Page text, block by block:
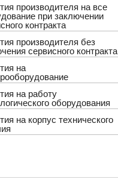
производителя на все
при заключении
контракта
производителя без
сервисного контракта
на
на работу
оборудования
на корпус технического